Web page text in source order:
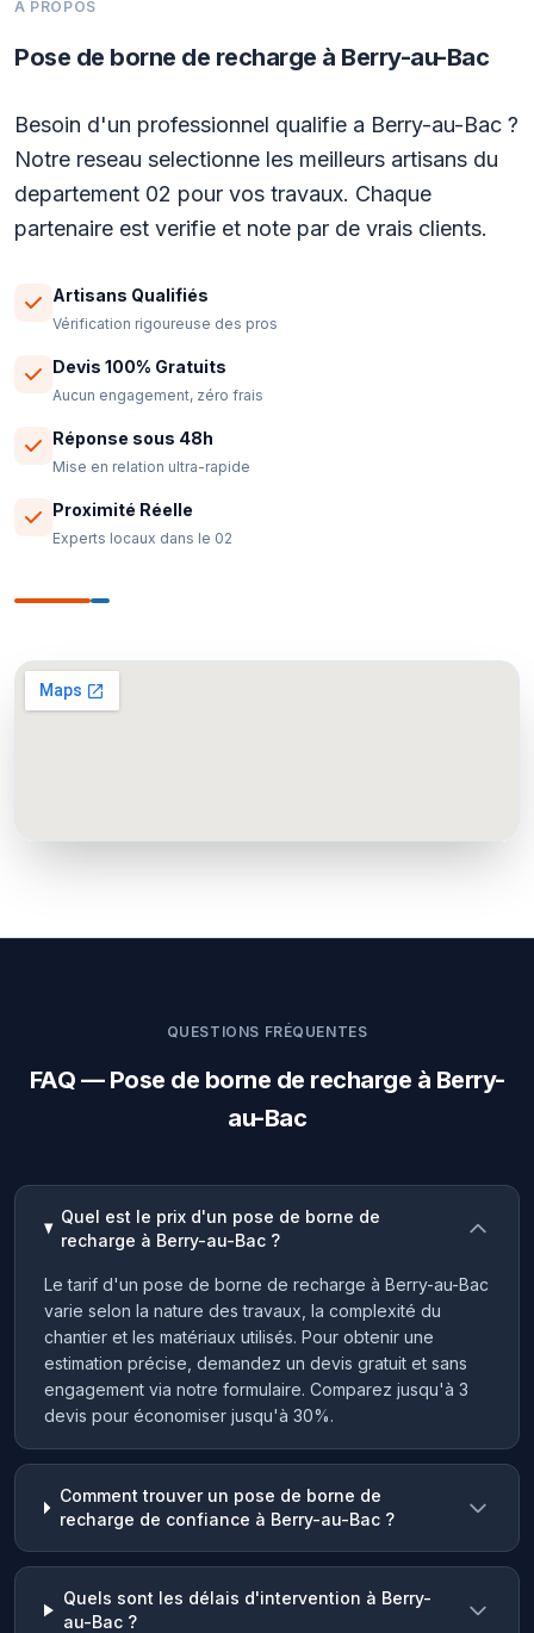
A PROPOS
Pose de borne de recharge à Berry-au-Bac
Besoin d'un professionnel qualifie a Berry-au-Bac ?
Notre reseau selectionne les meilleurs artisans du
departement 02 pour vos travaux. Chaque
partenaire est verifie et note par de vrais clients.
Artisans Qualifiés
Vérification rigoureuse des pros
Devis 100% Gratuits
Aucun engagement, zéro frais
Réponse sous 48h
Mise en relation ultra-rapide
Proximité Réelle
Experts locaux dans le 02
QUESTIONS FRÉQUENTES
FAQ — Pose de borne de recharge à Berry-
au-Bac
Quel est le prix d'un pose de borne de
recharge à Berry-au-Bac ?
Le tarif d'un pose de borne de recharge à Berry-au-Bac
varie selon la nature des travaux, la complexité du
chantier et les matériaux utilisés. Pour obtenir une
estimation précise, demandez un devis gratuit et sans
engagement via notre formulaire. Comparez jusqu'à 3
devis pour économiser jusqu'à 30%.
Comment trouver un pose de borne de
recharge de confiance à Berry-au-Bac ?
Quels sont les délais d'intervention à Berry-
au-Bac ?